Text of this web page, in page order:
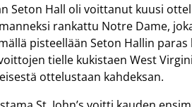
Seton Hall oli voittanut kuusi
rankattu Notre Dame,
pisteellään Seton Hallin
tielle kukistaen West
ottelustaan kahdeksan.